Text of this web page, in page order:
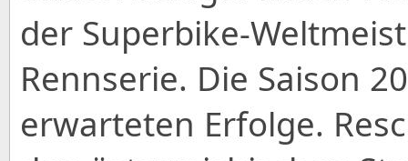
der Superbike-
Rennserie. Die Saison
erwarteten Erfolge.